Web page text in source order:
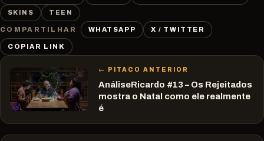
SKINS TEEN
COMPARTILHAR WHATSAPP X / TWITTER
COPIAR LINK
← PITACO ANTERIOR
AnáliseRicardo #13 – Os Rejeitados
mostra o Natal como ele realmente
é